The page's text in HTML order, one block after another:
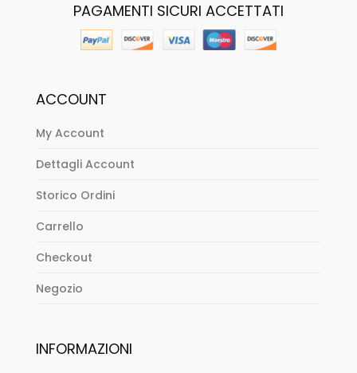
PAGAMENTI SICURI ACCETTATI
ACCOUNT
My Account
Dettagli Account
Storico Ordini
Carrello
Checkout
Negozio
INFORMAZIONI